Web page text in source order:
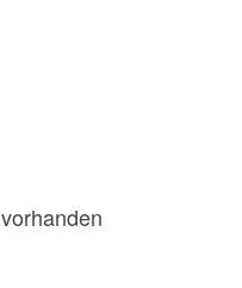
vorhanden